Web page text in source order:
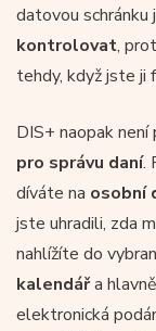
datovou
kontrolovat,
tehdy, když jste ji
DIS+ naopak
pro správu daní.
díváte na osobní
jste uhradili, zda
nahlížíte do
kalendářa
elektronická